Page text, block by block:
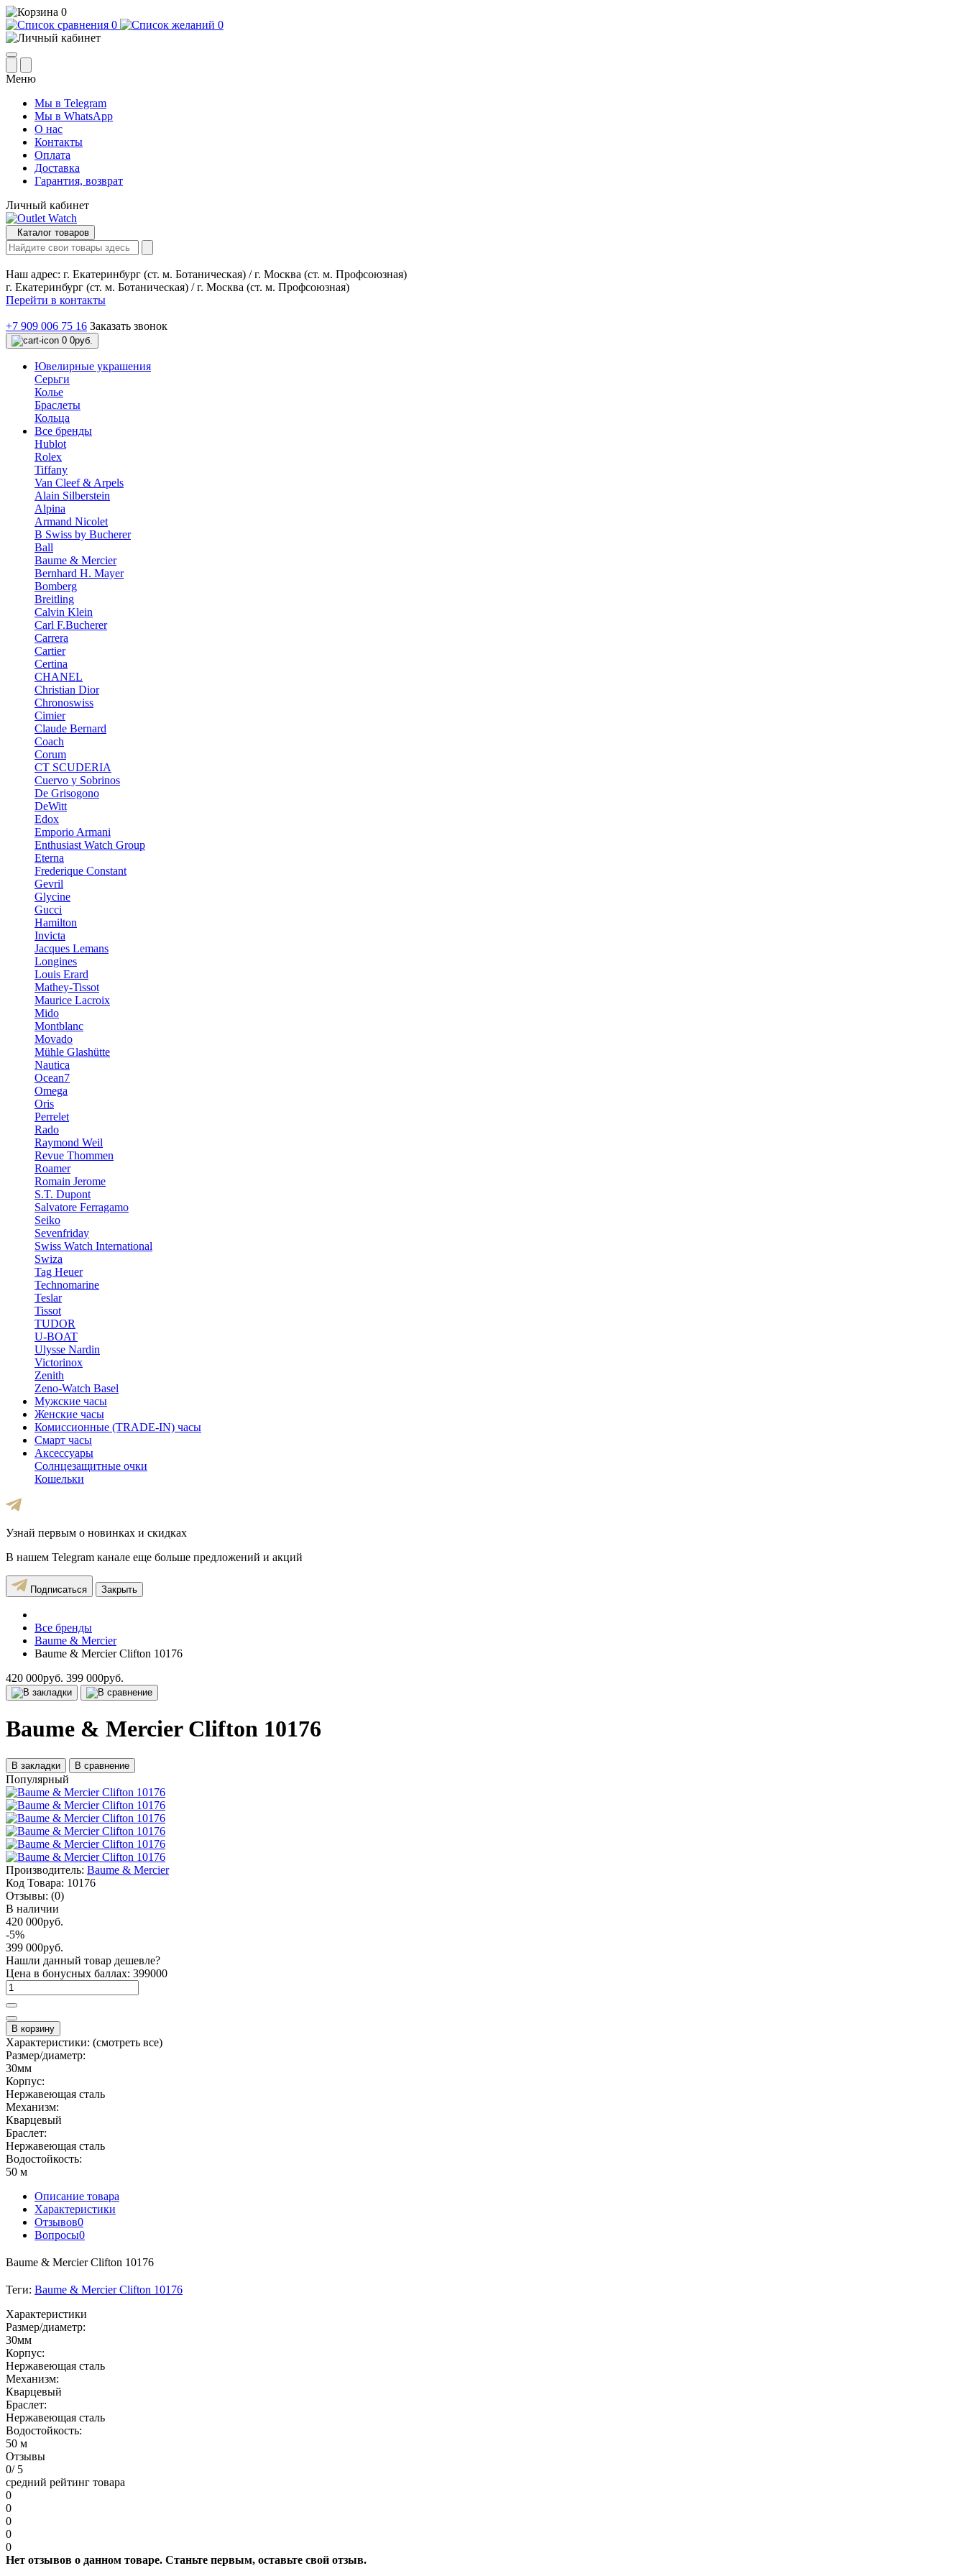
0
0
0
Меню
Мы в Telegram
Мы в WhatsApp
О нас
Контакты
Оплата
Доставка
Гарантия, возврат
Личный кабинет
Каталог товаров
Наш адрес: г. Екатеринбург (ст. м. Ботаническая) / г. Москва (ст. м. Профсоюзная)
г. Екатеринбург (ст. м. Ботаническая) / г. Москва (ст. м. Профсоюзная)
Перейти в контакты
+7 909 006 75 16 Заказать звонок
0 0руб.
Ювелирные украшения
Серьги
Колье
Браслеты
Кольца
Все бренды
Hublot
Rolex
Tiffany
Van Cleef & Arpels
Alain Silberstein
Alpina
Armand Nicolet
B Swiss by Bucherer
Ball
Baume & Mercier
Bernhard H. Mayer
Bomberg
Breitling
Calvin Klein
Carl F.Bucherer
Carrera
Cartier
Certina
CHANEL
Christian Dior
Chronoswiss
Cimier
Claude Bernard
Coach
Corum
CT SCUDERIA
Cuervo y Sobrinos
De Grisogono
DeWitt
Edox
Emporio Armani
Enthusiast Watch Group
Eterna
Frederique Constant
Gevril
Glycine
Gucci
Hamilton
Invicta
Jacques Lemans
Longines
Louis Erard
Mathey-Tissot
Maurice Lacroix
Mido
Montblanc
Movado
Mühle Glashütte
Nautica
Ocean7
Omega
Oris
Perrelet
Rado
Raymond Weil
Revue Thommen
Roamer
Romain Jerome
S.T. Dupont
Salvatore Ferragamo
Seiko
Sevenfriday
Swiss Watch International
Swiza
Tag Heuer
Technomarine
Teslar
Tissot
TUDOR
U-BOAT
Ulysse Nardin
Victorinox
Zenith
Zeno-Watch Basel
Мужские часы
Женские часы
Комиссионные (TRADE-IN) часы
Смарт часы
Аксессуары
Солнцезащитные очки
Кошельки
Узнай первым о новинках и скидках
В нашем Telegram канале еще больше предложений и акций
Подписаться Закрыть
Все бренды
Baume & Mercier
Baume & Mercier Clifton 10176
420 000руб. 399 000руб.
Baume & Mercier Clifton 10176
В закладки В сравнение
Популярный
Производитель: Baume & Mercier
Код Товара: 10176
Отзывы: (0)
В наличии
420 000руб.
-5%
399 000руб.
Нашли данный товар дешевле?
Цена в бонусных баллах: 399000
В корзину
Характеристики: (смотреть все)
Размер/диаметр:
30мм
Корпус:
Нeржaвеющaя cталь
Механизм:
Кварцевый
Браслет:
Нержавеющая сталь
Водостойкость:
50 м
Описание товара
Характеристики
Отзывов0
Вопросы0
Baume & Mercier Clifton 10176
Теги: Baume & Mercier Clifton 10176
Характеристики
Размер/диаметр:
30мм
Корпус:
Нeржaвеющaя cталь
Механизм:
Кварцевый
Браслет:
Нержавеющая сталь
Водостойкость:
50 м
Отзывы
0/ 5
средний рейтинг товара
0
0
0
0
0
Нет отзывов о данном товаре. Станьте первым, оставьте свой отзыв.